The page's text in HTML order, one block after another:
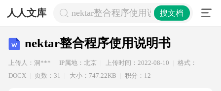
人人文库 nektar整合程序使用说明书
搜文档
nektar整合程序使用说明书
上传人：洞*** IP属地：北京 上传时间：2022-08-10
格式：
DOCX
页数：31 大小：747.22KB 积分：12